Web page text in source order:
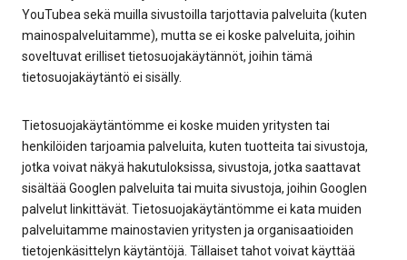
YouTubea sekä muilla sivustoilla tarjottavia palveluita (kuten
mainospalveluitamme), mutta se ei koske palveluita, joihin
soveltuvat erilliset tietosuojakäytännöt, joihin tämä
tietosuojakäytäntö ei sisälly.
Tietosuojakäytäntömme ei koske muiden yritysten tai
henkilöiden tarjoamia palveluita, kuten tuotteita tai sivustoja,
jotka voivat näkyä hakutuloksissa, sivustoja, jotka saattavat
sisältää Googlen palveluita tai muita sivustoja, joihin Googlen
palvelut linkittävät. Tietosuojakäytäntömme ei kata muiden
palveluitamme mainostavien yritysten ja organisaatioiden
tietojenkäsittelyn käytäntöjä. Tällaiset tahot voivat käyttää